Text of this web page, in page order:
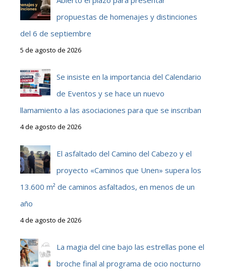
propuestas de homenajes y distinciones
del 6 de septiembre
5 de agosto de 2026
Se insiste en la importancia del Calendario
de Eventos y se hace un nuevo
llamamiento a las asociaciones para que se inscriban
4 de agosto de 2026
El asfaltado del Camino del Cabezo y el
proyecto «Caminos que Unen» supera los
13.600 m² de caminos asfaltados, en menos de un
año
4 de agosto de 2026
La magia del cine bajo las estrellas pone el
broche final al programa de ocio nocturno